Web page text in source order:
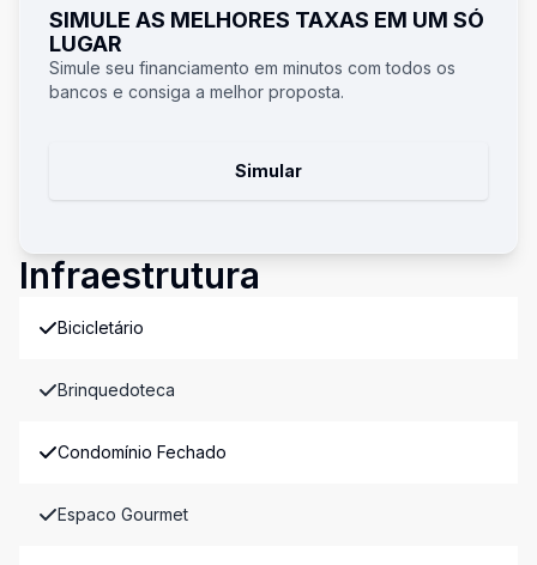
SIMULE AS MELHORES TAXAS EM UM SÓ
LUGAR
Simule seu financiamento em minutos com todos os
bancos e consiga a melhor proposta.
Simular
Infraestrutura
Bicicletário
Brinquedoteca
Condomínio Fechado
Espaco Gourmet